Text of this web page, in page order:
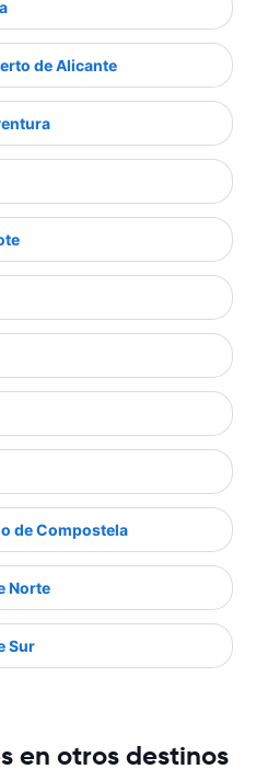
de Alicante
de Compostela
Norte
Sur
en otros destinos